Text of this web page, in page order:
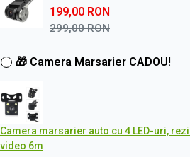
199,00 RON
299,00RON
🎁 Camera Marsarier CADOU!
Camera marsarier auto cu 4 LED-uri,
video 6m